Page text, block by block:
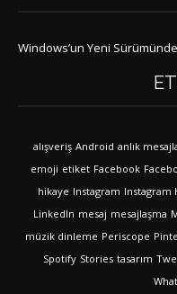
Windows’un Yeni
alışveriş Android anlık
emoji etiket Facebook
hikaye Instagram Instagram
LinkedIn mesaj mesajlaşma
müzik dinleme Periscope
Spotify Stories tasarım